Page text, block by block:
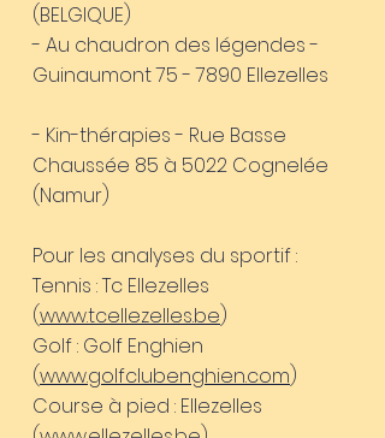
(BELGIQUE)
- Au chaudron des légendes -
Guinaumont 75 - 7890 Ellezelles
- Kin-thérapies - Rue Basse
Chaussée 85 à 5022 Cognelée
(Namur)
Pour les analyses du sportif :
Tennis : Tc Ellezelles
(www.tcellezelles.be)
Golf : Golf Enghien
(www.golfclubenghien.com)
Course à pied : Ellezelles